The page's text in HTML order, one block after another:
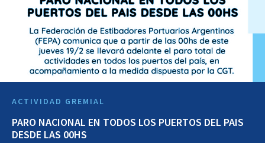
ACTIVIDAD GREMIAL
PARO NACIONAL EN TODOS LOS PUERTOS DEL PAIS
DESDE LAS 00HS